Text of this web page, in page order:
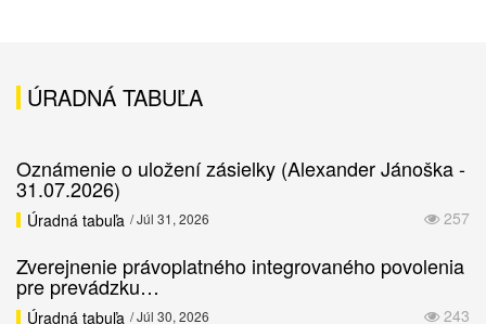
ÚRADNÁ TABUĽA
Oznámenie o uložení zásielky (Alexander Jánoška -
31.07.2026)
257
Úradná tabuľa / Júl 31, 2026
Zverejnenie právoplatného integrovaného povolenia
pre prevádzku…
243
Úradná tabuľa / Júl 30, 2026